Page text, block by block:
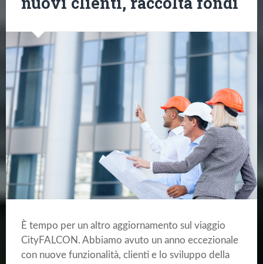
È tempo per un altro aggiornamento sul viaggio
CityFALCON. Abbiamo avuto un anno eccezionale
con nuove funzionalità, clienti e lo sviluppo della